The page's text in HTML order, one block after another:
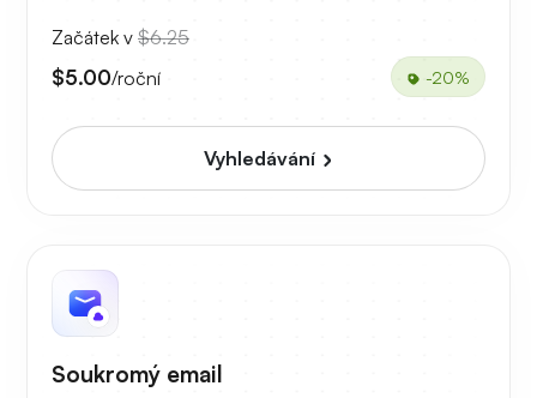
Začátek v $6.25
$5.00/roční -20%
Vyhledávání
Soukromý email